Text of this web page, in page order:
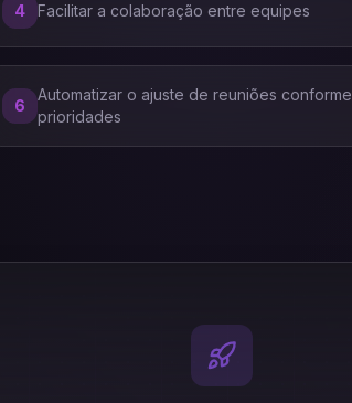
4 Facilitar a colaboração entre equipes
6
Automatizar o ajuste de reuniões conforme
prioridades